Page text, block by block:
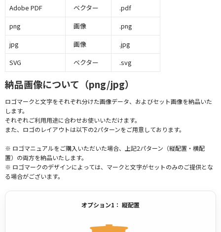
Adobe PDF
ベクター
.pdf
png
画像
.png
jpg
画像
.jpg
SVG
ベクター .svg
納品画像について（png/jpg）
ロゴマークと文字をそれぞれ分けた画像データ、およびセット画像を納品いた
します。
それぞれご利用用途に合わせお使いいただけます。
また、ロゴのレイアウトは以下の2パターンをご用意しております。
※ ロゴマニュアルをご購入いただいた場合、上記2パターン（縦配置・横配
置）の両方を納品いたします。
※ ロゴマークのデザインによっては、マークと文字がセットのみのご提供とな
る場合がございます。
オプション1： 縦配置